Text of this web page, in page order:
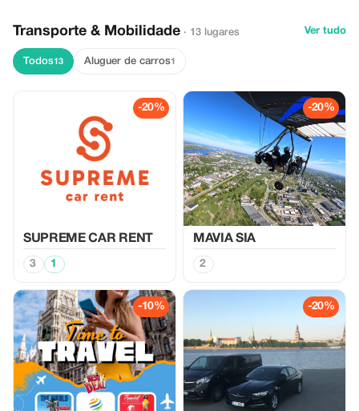
Transporte & Mobilidade · 13 lugares Ver tudo
Todos13 Aluguer de carros1
-20%
SUPREME CAR RENT
3 1
-20%
MAVIA SIA
2
-10% -20%